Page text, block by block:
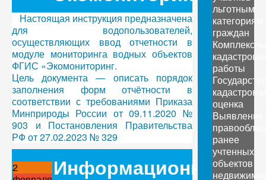
Настоящая инструкция предназначена
для водопользователей,
осуществляющих ввод отчетности в
модуле мониторинга водных объектов
ФГИС «Экомониторинг.
Цель документа — описать порядок
заполнения форм отчётности в
соответствии с требованиями Приказа
Минприроды России от 09.11.2020 №
903 и Постановления Правительства
РФ от 27.02.2023 № 329
2
Информационное
льготным
категориям
граждан
работы
оценка
Выявление
ранее
учтенных
объектов